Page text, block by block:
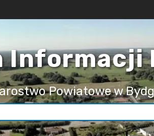
Informacji
Powiatowe w